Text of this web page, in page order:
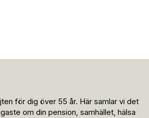
för dig över 55 år. Här samlar vi det
om din pension, samhället, hälsa